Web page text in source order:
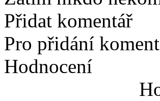
Přidat komentář
Pro přidání
Hodnocení